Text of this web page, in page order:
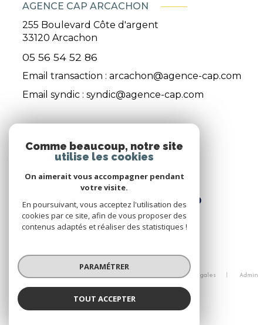
AGENCE CAP ARCACHON
255 Boulevard Côte d'argent
33120 Arcachon
05 56 54 52 86
Email transaction : arcachon@agence-cap.com
Email syndic : syndic@agence-cap.com
ADHÉRENTS
© 2026 | Tous droits réservés
Mentions légales
Admin
Comme beaucoup, notre site
utilise les cookies
On aimerait vous accompagner pendant
votre visite.
En poursuivant, vous acceptez l'utilisation des
cookies par ce site, afin de vous proposer des
contenus adaptés et réaliser des statistiques !
PARAMÉTRER
TOUT ACCEPTER